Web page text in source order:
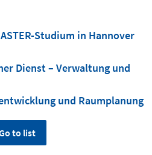
Studium in Hannover
Dienst – Verwaltung und
und Raumplanung
to list